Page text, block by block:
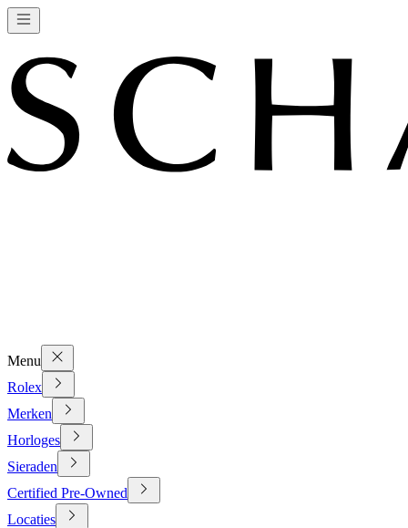
Menu
Rolex
Merken
Horloges
Sieraden
Certified Pre-Owned
Locaties